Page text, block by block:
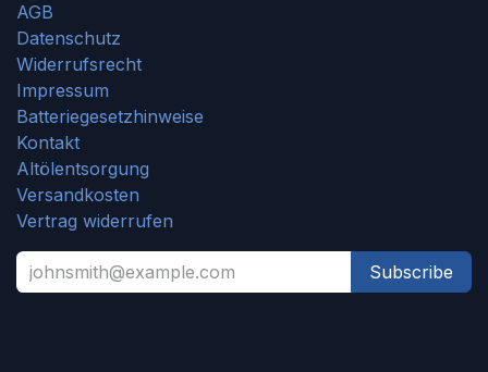
AGB
Datenschutz
Widerrufsrecht
Impressum
Batteriegesetzhinweise
Kontakt
Altölentsorgung
Versandkosten
Vertrag widerrufen
Subscribe